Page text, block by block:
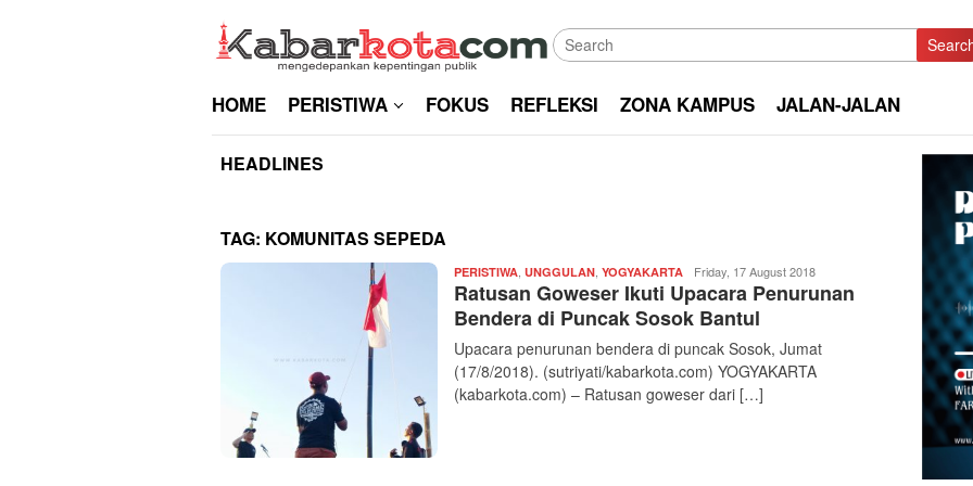
HOME PERISTIWA FOKUS REFLEKSI ZONA KAMPUS JALAN-JALAN
HEADLINES
TAG: KOMUNITAS SEPEDA
PERISTIWA UNGGULAN YOGYAKARTA Redaksi
|
kabarkota
Friday, 17 August 2018
Ratusan Goweser Ikuti Upacara Penurunan
Bendera di Puncak Sosok Bantul
Upacara penurunan bendera di puncak Sosok, Jumat
(17/8/2018). (sutriyati/kabarkota.com) YOGYAKARTA
(kabarkota.com) – Ratusan goweser dari […]